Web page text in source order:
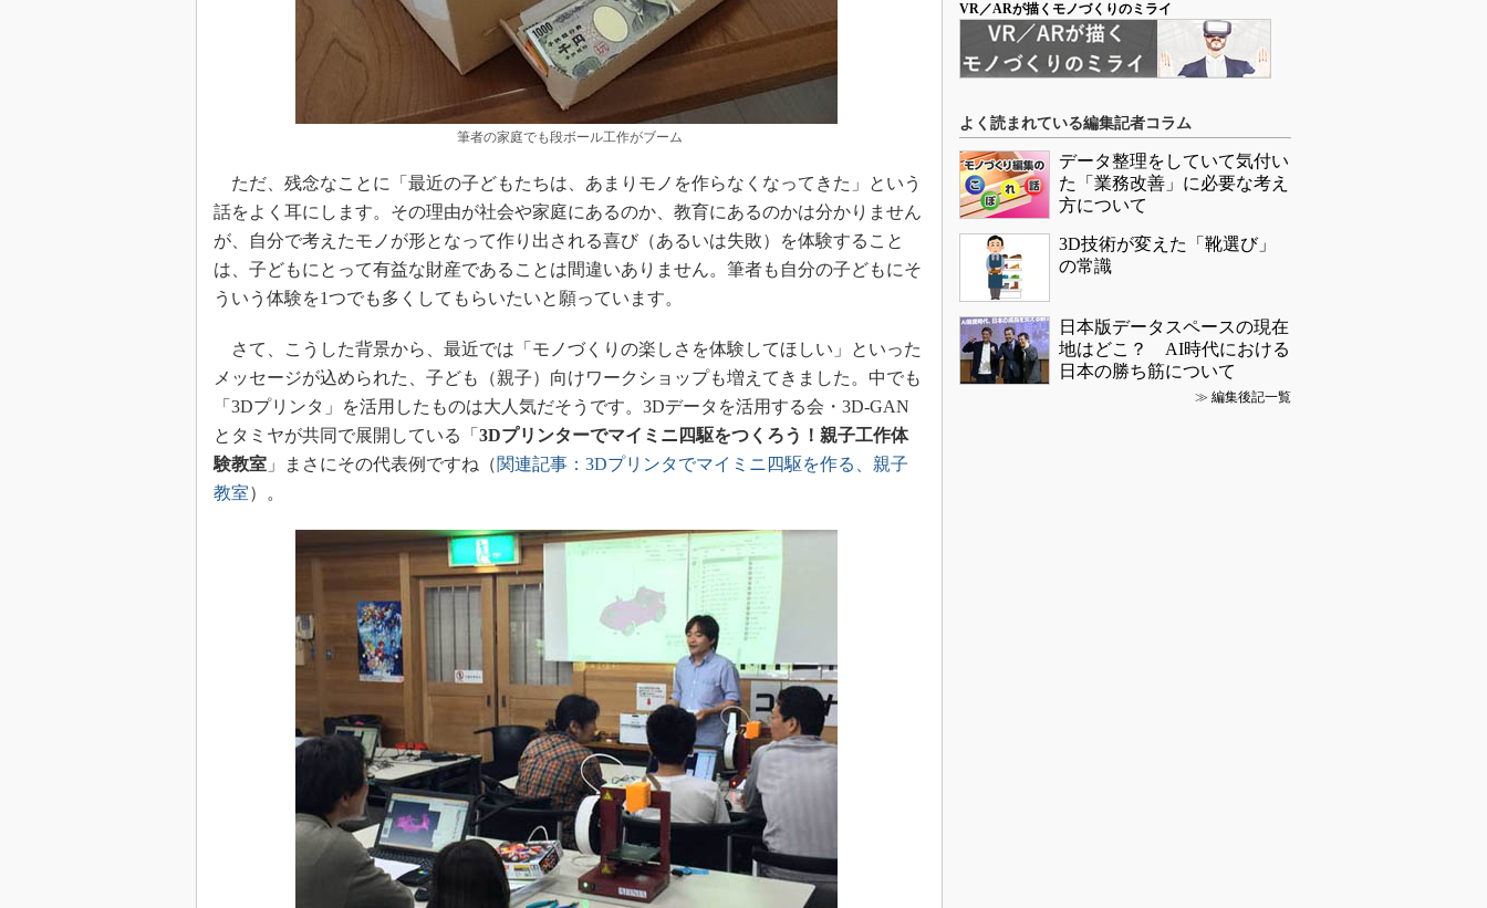
筆者の家庭でも段ボール工作がブーム
ただ、残念なことに「最近の子どもたちは、あまりモノを作らなくなってきた」という
話をよく耳にします。その理由が社会や家庭にあるのか、教育にあるのかは分かりません
が、自分で考えたモノが形となって作り出される喜び（あるいは失敗）を体験すること
は、子どもにとって有益な財産であることは間違いありません。筆者も自分の子どもにそ
ういう体験を1つでも多くしてもらいたいと願っています。
さて、こうした背景から、最近では「モノづくりの楽しさを体験してほしい」といった
メッセージが込められた、子ども（親子）向けワークショップも増えてきました。中でも
「3Dプリンタ」を活用したものは大人気だそうです。3Dデータを活用する会・3D-GAN
とタミヤが共同で展開している「 3Dプリンターでマイミニ四駆をつくろう！親子工作体
験教室 」まさにその代表例ですね（関連記事：3Dプリンタでマイミニ四駆を作る、親子
教室）。
VR／ARが描くモノづくりのミライ
よく読まれている編集記者コラム
データ整理をしていて気付い
た「業務改善」に必要な考え
方について
3D技術が変えた「靴選び」
の常識
日本版データスペースの現在
地はどこ？ AI時代における
日本の勝ち筋について
≫ 編集後記一覧